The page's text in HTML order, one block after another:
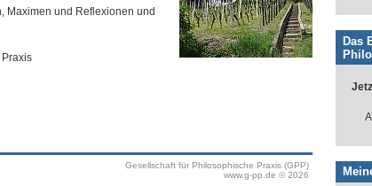
Maximen und Reflexionen und
Gesellschaft für Philosophische Praxis (GPP)
www.g-pp.de © 2026
Das